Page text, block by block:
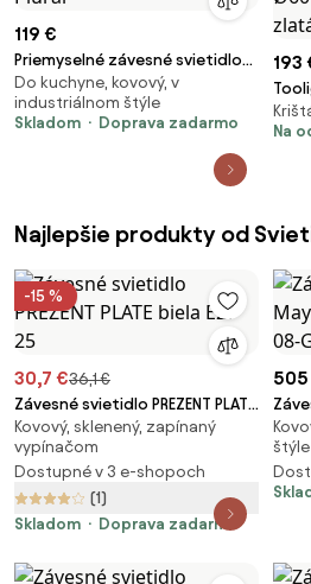
119 €
Priemyselné závesné svietidlo
čierne 6 svetiel - Plural
Do kuchyne, kovový, v
industriálnom štýle
Skladom
Doprava zadarmo
193
Na
Najlepšie produkty od
-15 %
30,7 €36,1 €
Závesné svietidlo PREZENT PLATE
biela E27 25
Kovový, sklenený, zapínaný
vypínačom
Dostupné v 3 e-shopoch
(1)
Skladom
Doprava zadarmo
505
štýle